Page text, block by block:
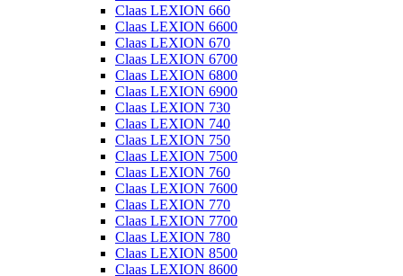
Claas LEXION 660
Claas LEXION 6600
Claas LEXION 670
Claas LEXION 6700
Claas LEXION 6800
Claas LEXION 6900
Claas LEXION 730
Claas LEXION 740
Claas LEXION 750
Claas LEXION 7500
Claas LEXION 760
Claas LEXION 7600
Claas LEXION 770
Claas LEXION 7700
Claas LEXION 780
Claas LEXION 8500
Claas LEXION 8600